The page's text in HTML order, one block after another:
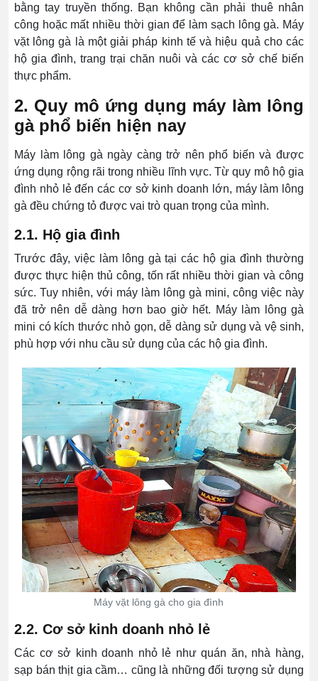
bằng tay truyền thống. Bạn không cần phải thuê nhân
công hoặc mất nhiều thời gian để làm sạch lông gà. Máy
vặt lông gà là một giải pháp kinh tế và hiệu quả cho các
hộ gia đình, trang trại chăn nuôi và các cơ sở chế biến
thực phẩm.
2. Quy mô ứng dụng máy làm lông
gà phổ biến hiện nay
Máy làm lông gà ngày càng trở nên phổ biến và được
ứng dụng rộng rãi trong nhiều lĩnh vực. Từ quy mô hộ gia
đình nhỏ lẻ đến các cơ sở kinh doanh lớn, máy làm lông
gà đều chứng tỏ được vai trò quan trọng của mình.
2.1. Hộ gia đình
Trước đây, việc làm lông gà tại các hộ gia đình thường
được thực hiện thủ công, tốn rất nhiều thời gian và công
sức. Tuy nhiên, với máy làm lông gà mini, công việc này
đã trở nên dễ dàng hơn bao giờ hết. Máy làm lông gà
mini có kích thước nhỏ gọn, dễ dàng sử dụng và vệ sinh,
phù hợp với nhu cầu sử dụng của các hộ gia đình.
Máy vặt lông gà cho gia đình
2.2. Cơ sở kinh doanh nhỏ lẻ
Các cơ sở kinh doanh nhỏ lẻ như quán ăn, nhà hàng,
sạp bán thịt gia cầm… cũng là những đối tượng sử dụng